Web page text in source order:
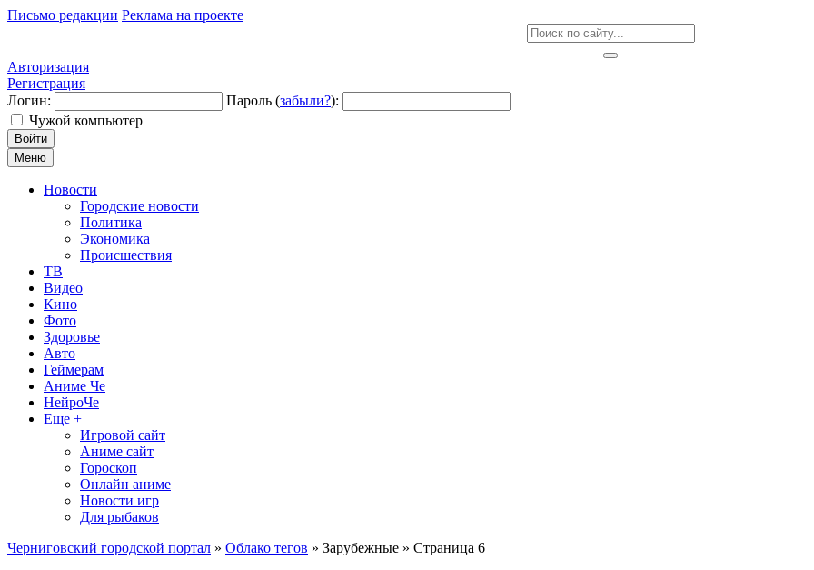
Письмо редакции Реклама на проекте
Авторизация
Регистрация
Логин:
Пароль (забыли?):
Чужой компьютер
Войти
Меню
Новости
Городские новости
Политика
Экономика
Происшествия
ТВ
Видео
Кино
Фото
Здоровье
Авто
Геймерам
Аниме Че
НейроЧе
Еще +
Игровой сайт
Аниме сайт
Гороскоп
Онлайн аниме
Новости игр
Для рыбаков
Черниговский городской портал » Облако тегов » Зарубежные » Страница 6